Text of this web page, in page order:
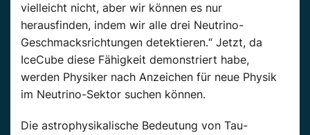
vielleicht nicht, aber wir können es nur
herausfinden, indem wir alle drei Neutrino-
Geschmacksrichtungen detektieren.“ Jetzt, da
IceCube diese Fähigkeit demonstriert habe,
werden Physiker nach Anzeichen für neue Physik
im Neutrino-Sektor suchen können.
Die astrophysikalische Bedeutung von Tau-